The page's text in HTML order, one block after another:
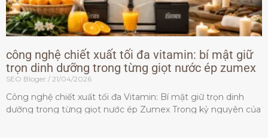
công nghệ chiết xuất tối đa vitamin: bí mật giữ
trọn dinh dưỡng trong từng giọt nước ép zumex
SEO Bloger 21/04/2026
Công nghệ chiết xuất tối đa Vitamin: Bí mật giữ trọn dinh
dưỡng trong từng giọt nước ép Zumex Trong kỷ nguyên của